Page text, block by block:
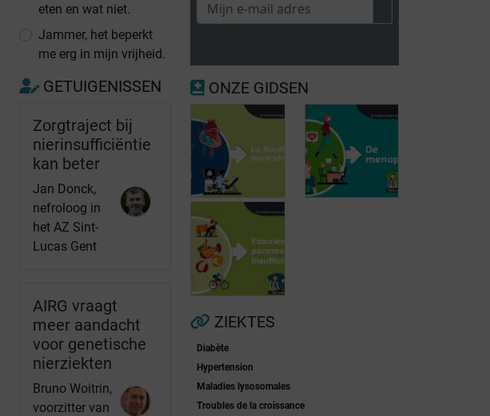
eten en wat niet.
Jammer, het beperkt
me erg in mijn vrijheid.
GETUIGENISSEN
Zorgtraject bij
nierinsufficiëntie
kan beter
Jan Donck,
nefroloog in
het AZ Sint-
Lucas Gent
AIRG vraagt
meer aandacht
voor genetische
nierziekten
Bruno Woitrin,
voorzitter van
ONZE GIDSEN
Voorkamerfibrillatie
Exocriene
pancreas-
insufficiëntie
ZIEKTES
Diabète
Hypertension
Maladies lysosomales
Troubles de la croissance